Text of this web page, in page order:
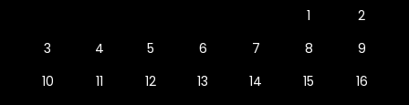
1
2
3
4 5 6 7 8
9
10
11 12 13 14 15
16